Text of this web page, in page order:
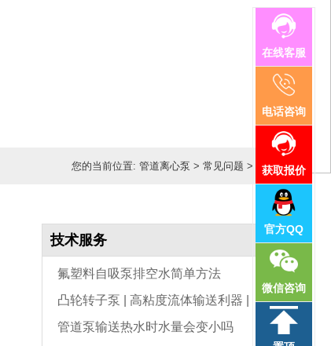
在线客服
电话咨询
获取报价
官方QQ
微信咨询
您的当前位置:管道离心泵 >常见问题 >
技术服务
氟塑料自吸泵排空水简单方法
凸轮转子泵 | 高粘度流体输送利器 |
选型与维护全指南
管道泵输送热水时水量会变小吗